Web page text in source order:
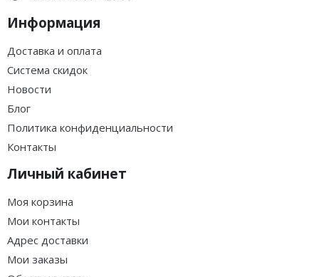
Информация
Доставка и оплата
Система скидок
Новости
Блог
Политика конфиденциальности
Контакты
Личный кабинет
Моя корзина
Мои контакты
Адрес доставки
Мои заказы